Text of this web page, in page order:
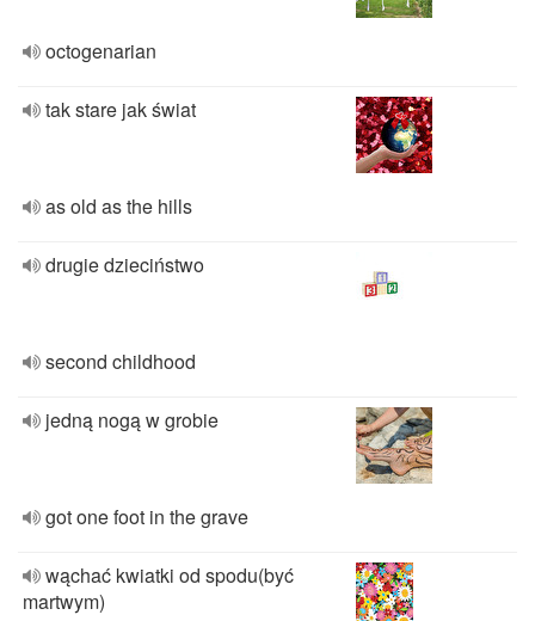
octogenarian
tak stare jak świat
as old as the hills
drugie dzieciństwo
second childhood
jedną nogą w grobie
got one foot in the grave
wąchać kwiatki od spodu(być
martwym)